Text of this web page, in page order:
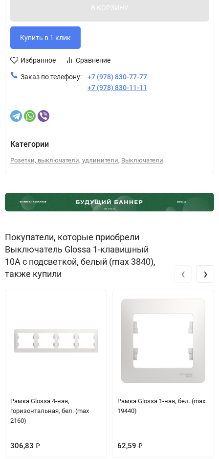
В КОРЗИНУ
Избранное Сравнение
Заказ по телефону:
+7 (978) 830-77-77
+7 (978) 830-11-11
Категории
Розетки, выключатели, удлинители, Выключатели
Покупатели, которые приобрели
Выключатель Glossa 1-клавишный
10А с подсветкой, белый (max 3840),
также купили
Рамка Glossa 4-ная,
горизонтальная, бел. (max
2160)
306,83 ₽
Рамка Glossa 1-ная, бел. (max
19440)
62,59 ₽
‹ ›